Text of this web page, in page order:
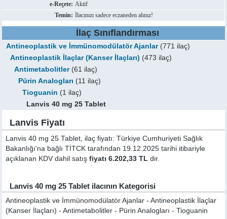
e-Reçete: Aktif
Temin: İlacınızı sadece eczaneden alınız!
İlaç Sınıflandırması
Antineoplastik ve İmmünomodülatör Ajanlar(771 ilaç)
Antineoplastik İlaçlar (Kanser İlaçları) (473 ilaç)
Antimetabolitler(61 ilaç)
Pürin Analogları (11 ilaç)
Tioguanin (1 ilaç)
Lanvis 40 mg 25 Tablet
Lanvis Fiyatı
Lanvis 40 mg 25 Tablet, ilaç fiyatı: Türkiye Cumhuriyeti Sağlık
Bakanlığı'na bağlı TİTCK tarafından 19.12.2025 tarihi itibariyle
açıklanan KDV dahil satışfiyatı 6.202,33 TL dir.
Lanvis 40 mg 25 Tablet ilacının Kategorisi
Antineoplastik ve İmmünomodülatör Ajanlar - Antineoplastik İlaçlar
(Kanser İlaçları) - Antimetabolitler - Pürin Analogları - Tioguanin